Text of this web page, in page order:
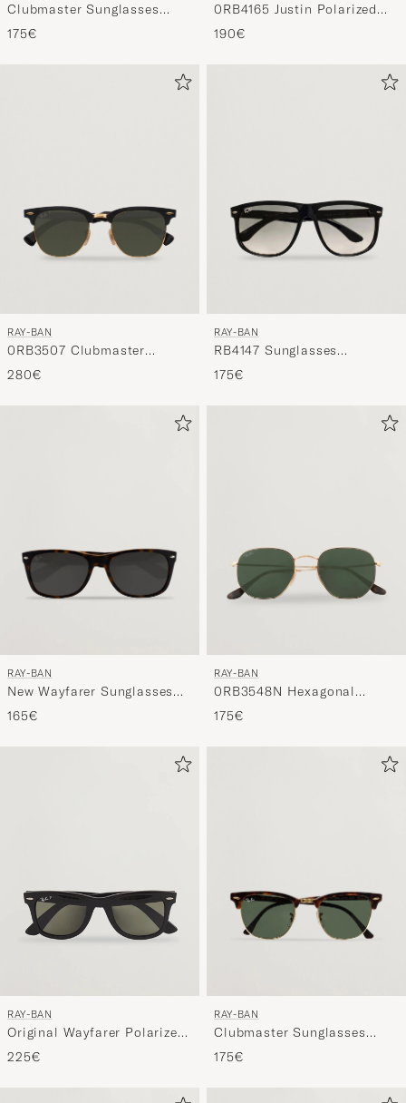
Clubmaster Sunglasses
Ebony/Crystal Green
175€
0RB4165 Justin Polarized
Wayfarer Sunglasses
Black/Grey
190€
RAY-BAN
0RB3507 Clubmaster
Sunglasses Black
Arista/Polar Green
280€
RAY-BAN
RB4147 Sunglasses
Black/Chrystal Grey
Gradient
175€
RAY-BAN
New Wayfarer Sunglasses
Havana
165€
RAY-BAN
0RB3548N Hexagonal
Sunglasses Gold/Green
175€
RAY-BAN
Original Wayfarer Polarized
Sunglasses Black/Green
225€
RAY-BAN
Clubmaster Sunglasses
Mock Tortoise/Crystal Green
175€